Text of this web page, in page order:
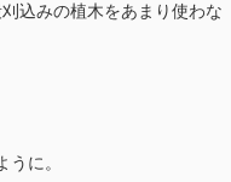
込みの植木をあまり使わな
に。